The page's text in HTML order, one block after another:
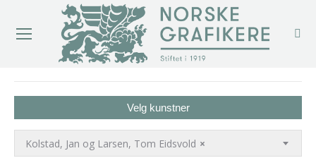
Velg kunstner
×
Kolstad, Jan og Larsen, Tom Eidsvold